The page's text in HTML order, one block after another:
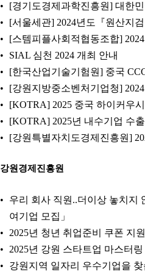
[경기도경제과학진흥원] 대한
[서울세관] 2024년도『원산지
[스템피플사회적협동조합]
SIAL 심천 2024 개최 안내
[한국산업기술기험원] 중국
[강원지방중소벤처기업청]
[KOTRA] 2025 중국 하이커우
[KOTRA] 2025년 내수기업 수
[강원특별자치도경제진흥원]
강원경제진흥원
우리 회사 직원..더이상 놓치지
여기업 모집」
2025년 청년 취업준비 쿠폰 지
2025년 강원 스타트업 마스터
강원지역 일자리 우수기업을